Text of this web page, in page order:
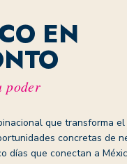
EN
poder
que transforma
concretas de
días que conectan a